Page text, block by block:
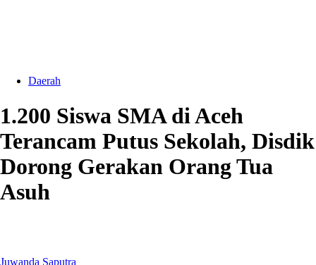
Daerah
1.200 Siswa SMA di Aceh
Terancam Putus Sekolah, Disdik
Dorong Gerakan Orang Tua
Asuh
Juwanda Saputra